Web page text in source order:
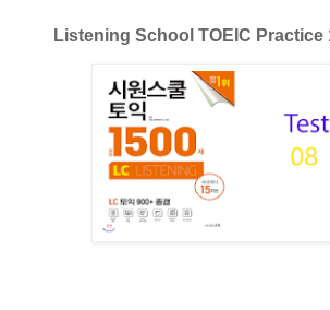
Listening School TOEIC Practice